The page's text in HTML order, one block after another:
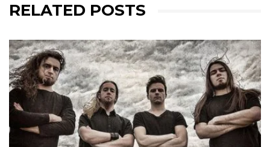
RELATED POSTS